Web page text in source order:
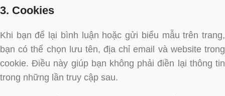
3. Cookies
Khi bạn để lại bình luận hoặc gửi biểu mẫu trên trang,
bạn có thể chọn lưu tên, địa chỉ email và website trong
cookie. Điều này giúp bạn không phải điền lại thông tin
trong những lần truy cập sau.